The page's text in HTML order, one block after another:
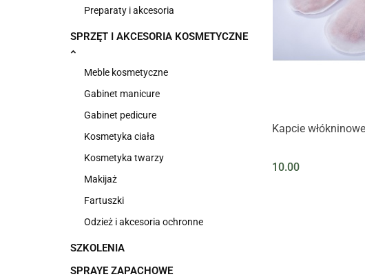
Preparaty i akcesoria
SPRZĘT I AKCESORIA KOSMETYCZNE
Meble kosmetyczne
Gabinet manicure
Gabinet pedicure
Kosmetyka ciała
Kosmetyka twarzy
Makijaż
Fartuszki
Odzież i akcesoria ochronne
SZKOLENIA
SPRAYE ZAPACHOWE
Kapcie
10.00